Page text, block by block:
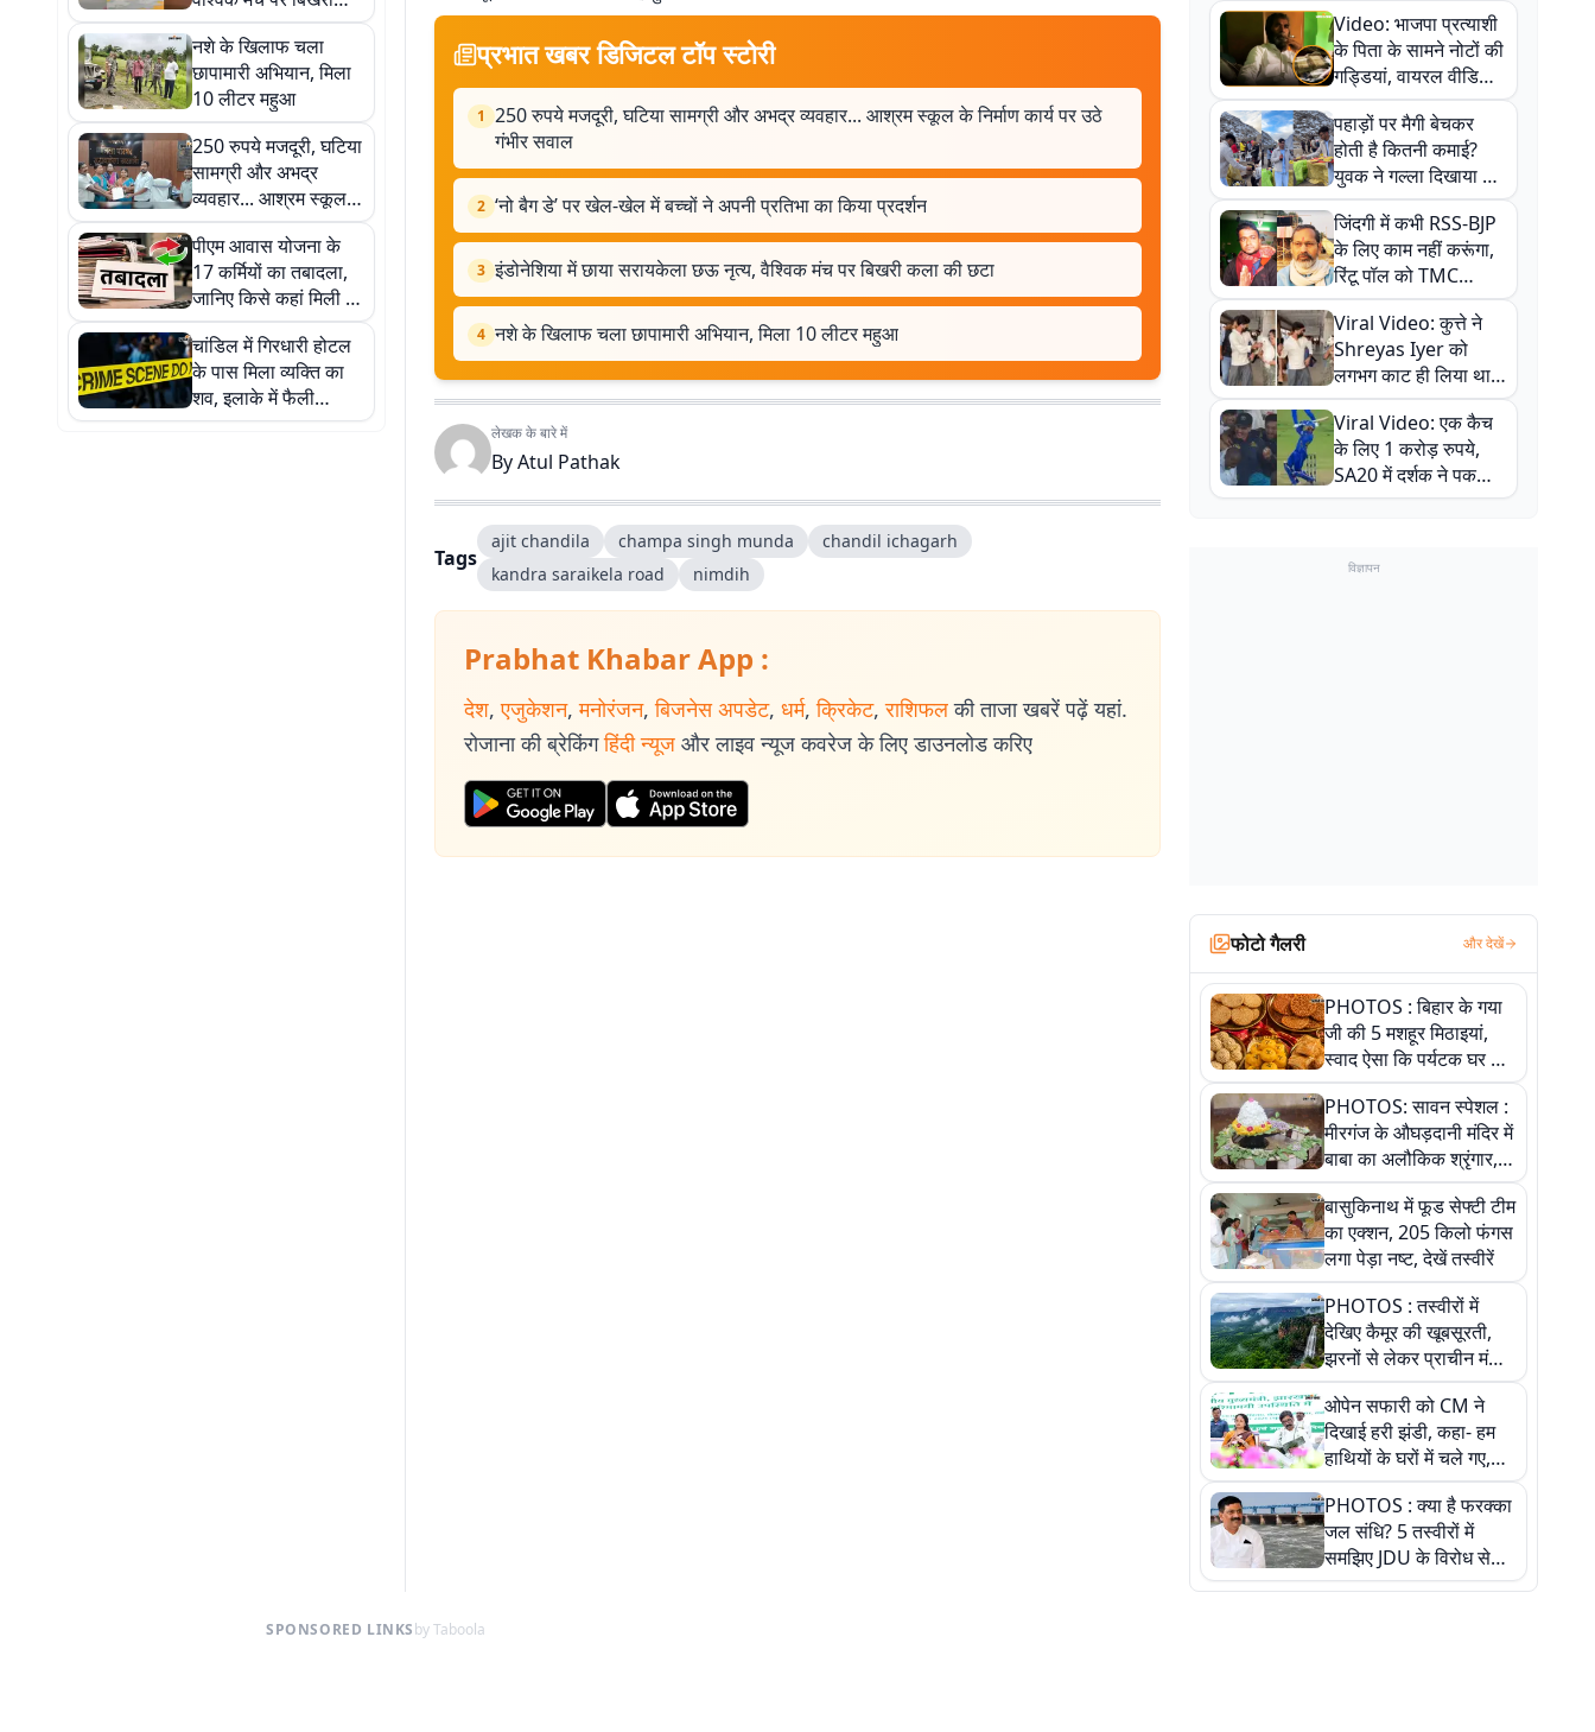
कला की छटा
नशे के खिलाफ चला
छापामारी अभियान, मिला
10 लीटर महुआ
250 रुपये मजदूरी, घटिया
सामग्री और अभद्र
व्यवहार... आश्रम स्कूल
के निर्माण कार्य पर उठे
गंभीर सवाल
पीएम आवास योजना के
17 कर्मियों का तबादला,
जानिए किसे कहां मिली नई
जिम्मेदारी
चांडिल में गिरधारी होटल
के पास मिला व्यक्ति का
शव, इलाके में फैली
सनसनी
प्रभात खबर डिजिटल टॉप स्टोरी
1 250 रुपये मजदूरी, घटिया सामग्री और अभद्र व्यवहार... आश्रम स्कूल के निर्माण कार्य पर उठे
गंभीर सवाल
2 ‘नो बैग डे’ पर खेल-खेल में बच्चों ने अपनी प्रतिभा का किया प्रदर्शन
3 इंडोनेशिया में छाया सरायकेला छऊ नृत्य, वैश्विक मंच पर बिखरी कला की छटा
4 नशे के खिलाफ चला छापामारी अभियान, मिला 10 लीटर महुआ
लेखक के बारे में
ByAtul Pathak
Tags
ajit chandila champa singh munda
chandil ichagarh
kandra saraikela road
nimdih
Prabhat Khabar App :
देश, एजुकेशन, मनोरंजन, बिजनेस अपडेट, धर्म, क्रिकेट, राशिफल की ताजा खबरें पढ़ें यहां.
रोजाना की ब्रेकिंग हिंदी न्यूज और लाइव न्यूज कवरेज के लिए डाउनलोड करिए
Video: भाजपा प्रत्याशी
के पिता के सामने नोटों की
गड्डियां, वायरल वीडियो
से राजनीति में उबाल,
अजित महतो बोले- TMC
की गंदी चाल
पहाड़ों पर मैगी बेचकर
होती है कितनी कमाई?
युवक ने गल्ला दिखाया तो
नौकरी वालों के खड़े हो गए
कान
जिंदगी में कभी RSS-BJP
के लिए काम नहीं करूंगा,
रिंटू पॉल को TMC
ऑफिस में ले जाकर पीटा,
Video वायरल
Viral Video: कुत्ते ने
Shreyas Iyer को
लगभग काट ही लिया था,
न्यूजीलैंड सीरीज से पहले
बाल-बाल बचे
Viral Video: एक कैच
के लिए 1 करोड़ रुपये,
SA20 में दर्शक ने पकड़ा
एक हाथ से गजब का कैच
विज्ञापन
फोटो गैलरी और देखें
PHOTOS : बिहार के गया
जी की 5 मशहूर मिठाइयां,
स्वाद ऐसा कि पर्यटक घर ले
जाना नहीं भूलते, तस्वीरों में
देखें
PHOTOS: सावन स्पेशल :
मीरगंज के औघड़दानी मंदिर में
बाबा का अलौकिक श्रृंगार,
तस्वीरों में देखें महादेव के कई
मनमोहक स्वरूप
बासुकिनाथ में फूड सेफ्टी टीम
का एक्शन, 205 किलो फंगस
लगा पेड़ा नष्ट, देखें तस्वीरें
PHOTOS : तस्वीरों में
देखिए कैमूर की खूबसूरती,
झरनों से लेकर प्राचीन मंदिरों
तक प्रकृति और आस्था का
अद्भुत संगम
ओपेन सफारी को CM ने
दिखाई हरी झंडी, कहा- हम
हाथियों के घरों में चले गए,
देखें तस्वीरें
PHOTOS : क्या है फरक्का
जल संधि? 5 तस्वीरों में
समझिए JDU के विरोध से
लेकर बिहार पर असर तक
SPONSORED LINKSby Taboola